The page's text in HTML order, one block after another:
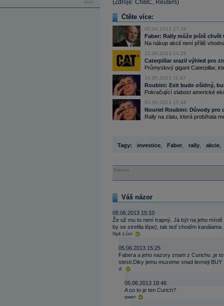
více... (Zdroje: CNBC, Reuters)
Čtěte více:
08.04.2013 17:28
Faber: Rally může ještě chvíli
Na nákup akcií není příliš
22.04.2013 14:26
Caterpillar srazil výhled pro
Průmyslový gigant Caterpillar,
10.05.2013 11:47
Roubini: Exit bude ošidný,
Pokračující slabost americké
03.06.2013 15:48
Nouriel Roubini: Důvody pro
Rally na zlatu, která probíhala
Tagy: investice Faber rally akcie
Reklama
Váš názor
05.06.2013 15:10
Že už mu to není trapný. Já být na jeho
by se strefila lépe), tak teď chodím kanálama.
Nyk Lísn
05.06.2013 15:25
Fabera a jeho nazory znam z Curichu ,je
stesti.Diky jemu muzeme snad levneji BUY
d.
05.06.2013 18:46
A co to je ten Curich?
qwer